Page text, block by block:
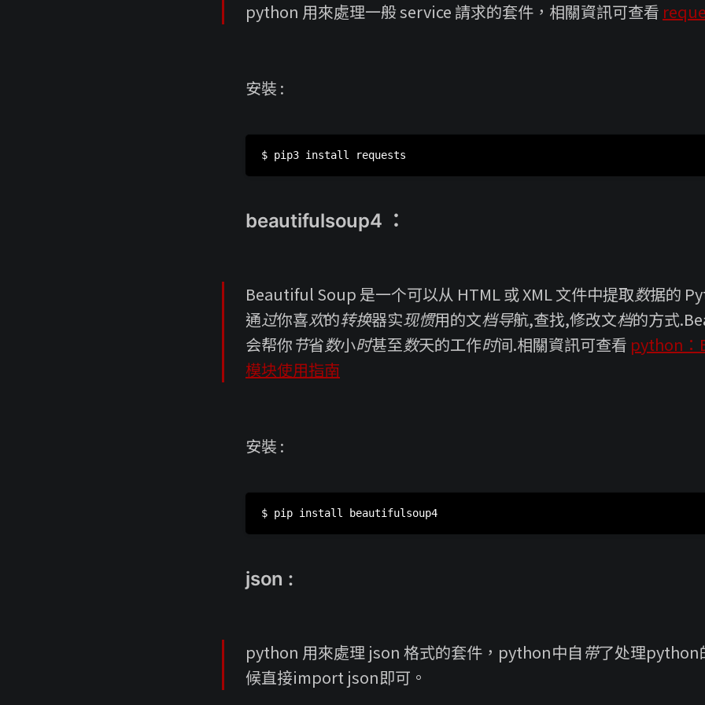
python 用來處理一般 service 請求的套件，相關資訊可查看
安裝 :
beautifulsoup4 ：
Beautiful Soup 是一个可以从 HTML 或 XML 文件中提取数据的
通过你喜欢的转换器实现惯用的文档导航,查找,修改文档的方式
会帮你节省数小时甚至数天的工作时间.相關資訊可查看 python
模块使用指南
安裝 :
json :
python 用來處理 json 格式的套件，python中自带了处理python
候直接import json即可。